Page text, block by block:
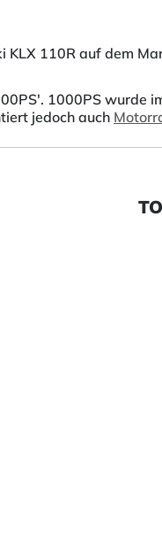
KLX 110R auf dem
1000PS wurde
jedoch auch